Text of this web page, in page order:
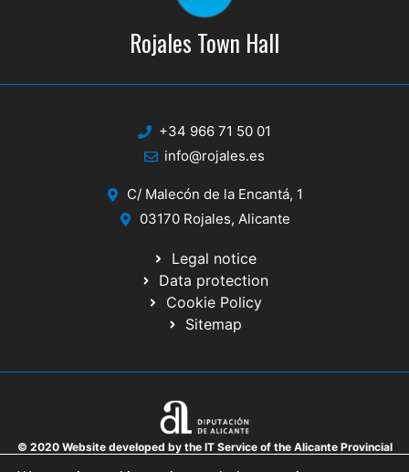
Rojales Town Hall
+34 966 71 50 01
info@rojales.es
C/ Malecón de la Encantá, 1
03170 Rojales, Alicante
Legal notice
Data protection
Cookie Policy
Sitemap
© 2020 Website developed by the IT Service of the Alicante Provincial